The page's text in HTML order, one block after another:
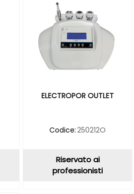
ELECTROPOR OUTLET
Codice:250212O
Riservato ai
professionisti